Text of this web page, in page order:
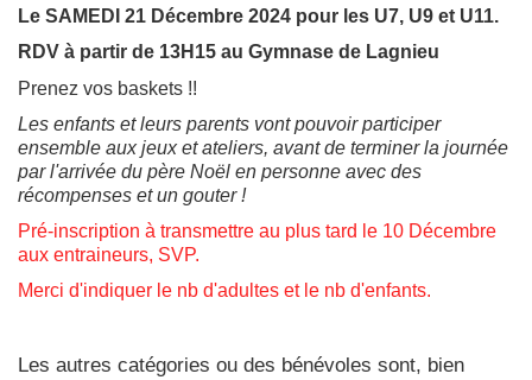
Le SAMEDI 21 Décembre 2024 pour les U7, U9 et U11.
RDV à partir de 13H15 au Gymnase de Lagnieu
Prenez vos baskets !!
Les enfants et leurs parents vont pouvoir participer
ensemble aux jeux et ateliers, avant de terminer la journée
par l'arrivée du père Noël en personne avec des
récompenses et un gouter !
Pré-inscription à transmettre au plus tard le 10 Décembre
aux entraineurs, SVP.
Merci d'indiquer le nb d'adultes et le nb d'enfants.
Les autres catégories ou des bénévoles sont, bien